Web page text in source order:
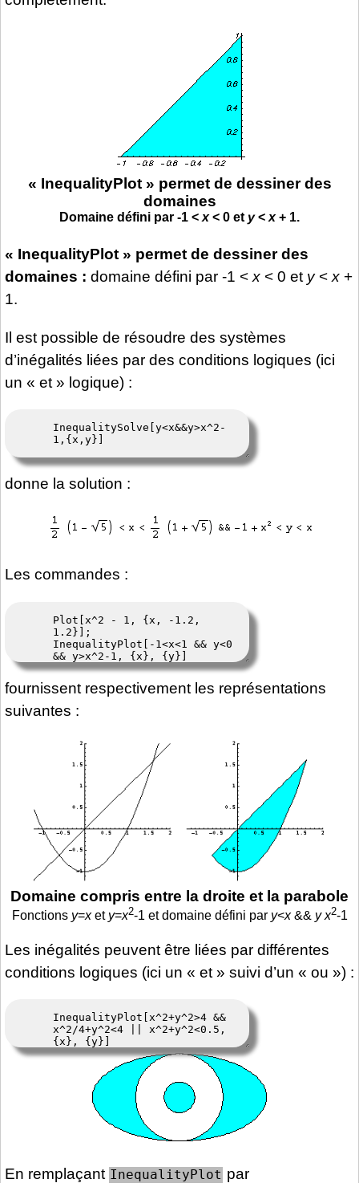
« InequalityPlot » permet de dessiner des
domaines
Domaine défini par -1 < x< 0 et y< x+ 1.
« InequalityPlot » permet de dessiner des
domaines : domaine défini par -1 <x < 0 et y<x +
1.
Il est possible de résoudre des systèmes
d’inégalités liées par des conditions logiques (ici
un « et » logique) :
donne la solution :
Les commandes :
fournissent respectivement les représentations
suivantes :
Domaine compris entre la droite et la parabole
Fonctions y=xet y=x2-1 et domaine défini par y<x&& y x2-1
Les inégalités peuvent être liées par différentes
conditions logiques (ici un « et » suivi d’un « ou ») :
En remplaçant InequalityPlot par